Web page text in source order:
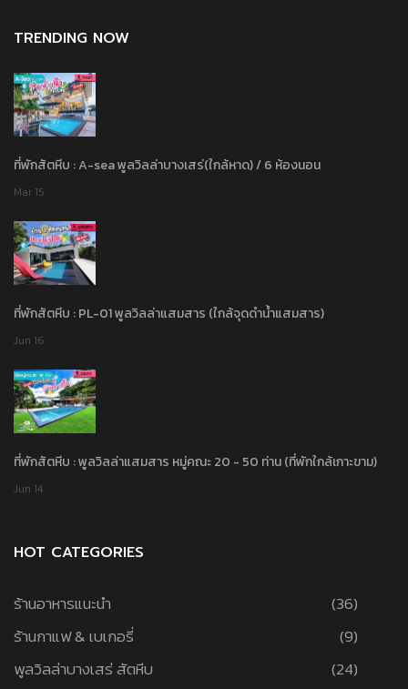
TRENDING NOW
ที่พักสัตหีบ : A-sea พูลวิลล่าบางเสร่(ใกล้หาด) / 6 ห้องนอน
Mar 15
ที่พักสัตหีบ : PL-01 พูลวิลล่าแสมสาร (ใกล้จุดดำน้ำแสมสาร)
Jun 16
ที่พักสัตหีบ : พูลวิลล่าแสมสาร หมู่คณะ 20 - 50 ท่าน (ที่พักใกล้เกาะขาม)
Jun 14
HOT CATEGORIES
ร้านอาหารแนะนำ
(36)
ร้านกาแฟ & เบเกอรี่
(9)
พูลวิลล่าบางเสร่ สัตหีบ
(24)